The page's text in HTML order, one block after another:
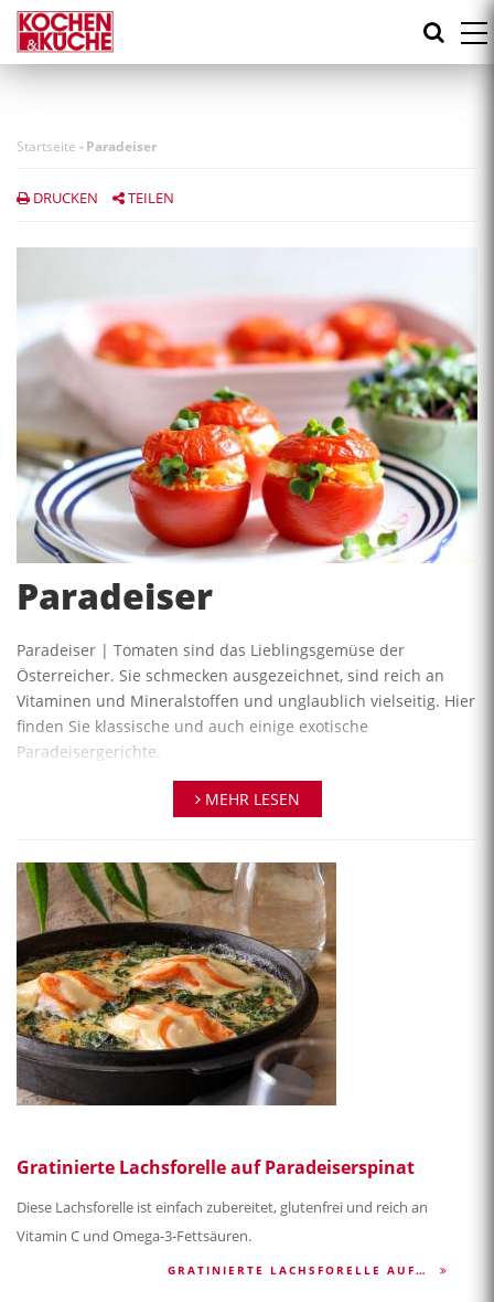
Direkt
zum
Inhalt
Startseite -Paradeiser
DRUCKEN TEILEN
Paradeiser
Paradeiser | Tomaten sind das Lieblingsgemüse der
Österreicher. Sie schmecken ausgezeichnet, sind reich an
Vitaminen und Mineralstoffen und unglaublich vielseitig. Hier
finden Sie klassische und auch einige exotische
Paradeisergerichte.
Wir haben viele Rezepte, Informationen, Tipps und Tricks und
Videos sowie die Kochschulen für Sie zusammengestellt:
MEHR LESEN
Gratinierte Lachsforelle auf Paradeiserspinat
Diese Lachsforelle ist einfach zubereitet, glutenfrei und reich an
Vitamin C und Omega-3-Fettsäuren.
GRATINIERTE LACHSFORELLE AUF…